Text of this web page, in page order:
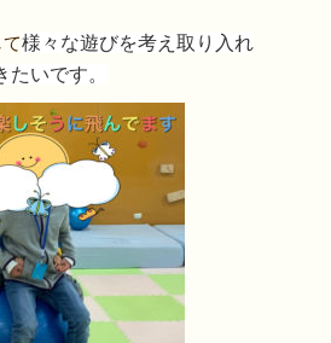
様々な遊びを考え取り入れ
いです。